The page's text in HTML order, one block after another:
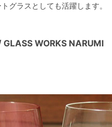
グラスとしても活躍します。
GLASS WORKS NARUMI